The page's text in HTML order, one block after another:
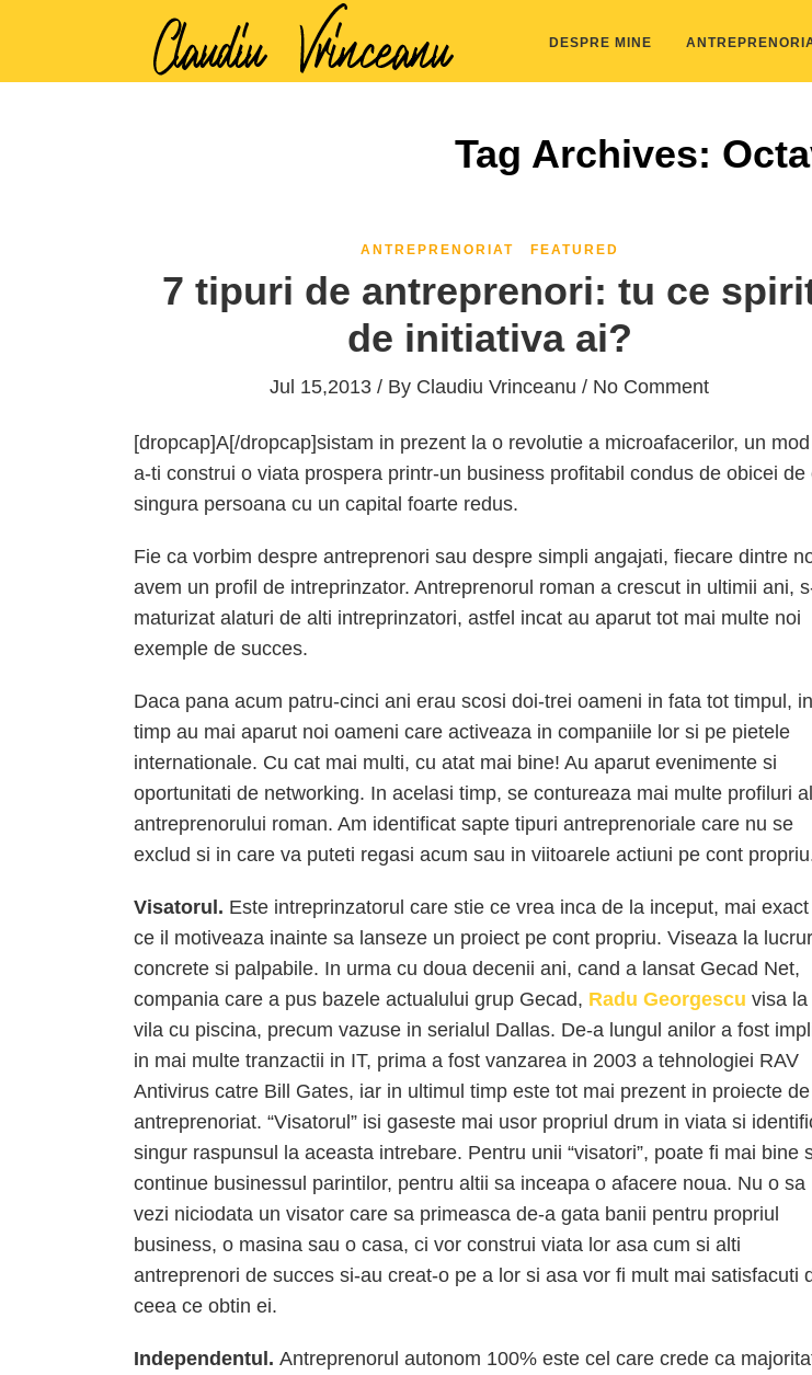
DESPRE MINE
Tag Archives:
ANTREPRENORIAT FEATURED
7 tipuri de antreprenori: tu ce
de initiativa ai?
Jul 15,2013 / By Claudiu Vrinceanu / No Comment
[dropcap]A[/dropcap]sistam in prezent la o revolutie a microafacerilor, un
a-ti construi o viata prospera printr-un business profitabil condus de obicei de
singura persoana cu un capital foarte redus.
Fie ca vorbim despre antreprenori sau despre simpli angajati, fiecare dintre
avem un profil de intreprinzator. Antreprenorul roman a crescut in ultimii ani,
maturizat alaturi de alti intreprinzatori, astfel incat au aparut tot mai multe noi
exemple de succes.
Daca pana acum patru-cinci ani erau scosi doi-trei oameni in fata tot timpul,
timp au mai aparut noi oameni care activeaza in companiile lor si pe pietele
internationale. Cu cat mai multi, cu atat mai bine! Au aparut evenimente si
oportunitati de networking. In acelasi timp, se contureaza mai multe profiluri
antreprenorului roman. Am identificat sapte tipuri antreprenoriale care nu se
exclud si in care va puteti regasi acum sau in viitoarele actiuni pe cont
Visatorul. Este intreprinzatorul care stie ce vrea inca de la inceput, mai
ce il motiveaza inainte sa lanseze un proiect pe cont propriu. Viseaza la
concrete si palpabile. In urma cu doua decenii ani, cand a lansat Gecad Net,
compania care a pus bazele actualului grup Gecad, Radu Georgescu visa la
vila cu piscina, precum vazuse in serialul Dallas. De-a lungul anilor a fost
in mai multe tranzactii in IT, prima a fost vanzarea in 2003 a tehnologiei RAV
Antivirus catre Bill Gates, iar in ultimul timp este tot mai prezent in proiecte de
antreprenoriat. “Visatorul” isi gaseste mai usor propriul drum in viata si
singur raspunsul la aceasta intrebare. Pentru unii “visatori”, poate fi mai bine
continue businessul parintilor, pentru altii sa inceapa o afacere noua. Nu o sa
vezi niciodata un visator care sa primeasca de-a gata banii pentru propriul
business, o masina sau o casa, ci vor construi viata lor asa cum si alti
antreprenori de succes si-au creat-o pe a lor si asa vor fi mult mai satisfacuti
ceea ce obtin ei.
Independentul. Antreprenorul autonom 100% este cel care crede ca